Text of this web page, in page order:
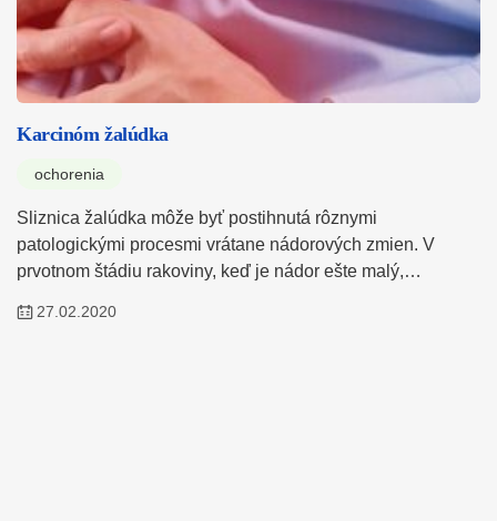
Karcinóm žalúdka
ochorenia
Sliznica žalúdka môže byť postihnutá rôznymi
patologickými procesmi vrátane nádorových zmien. V
prvotnom štádiu rakoviny, keď je nádor ešte malý,…
27.02.2020